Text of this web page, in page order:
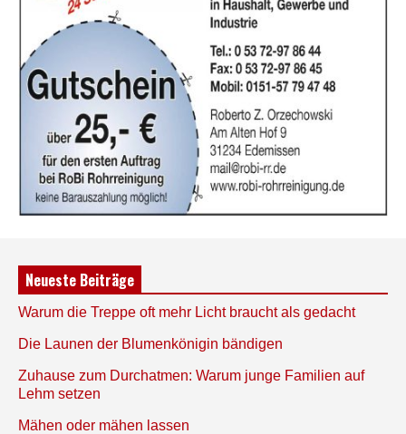
Neueste Beiträge
Warum die Treppe oft mehr Licht braucht als gedacht
Die Launen der Blumenkönigin bändigen
Zuhause zum Durchatmen: Warum junge Familien auf
Lehm setzen
Mähen oder mähen lassen